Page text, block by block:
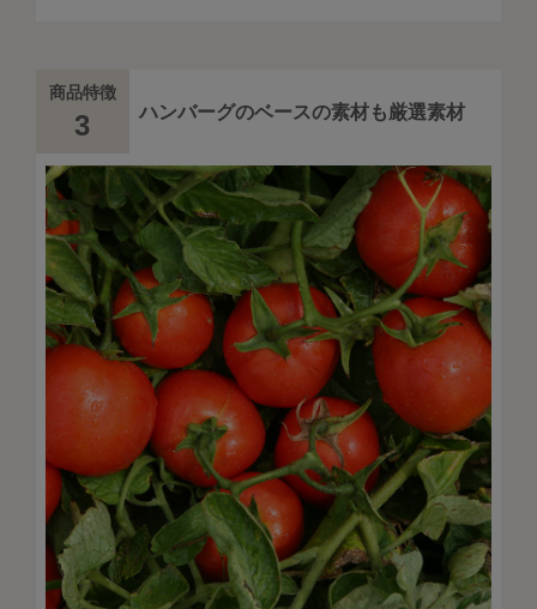
商品特徴
3 ハンバーグのベースの素材も厳選素材